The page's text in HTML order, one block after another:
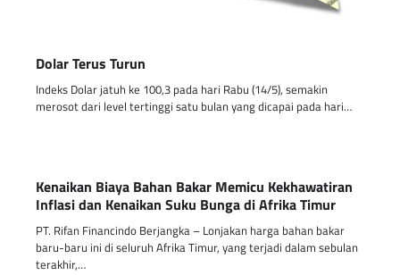
Dolar Terus Turun
Indeks Dolar jatuh ke 100,3 pada hari Rabu (14/5), semakin
merosot dari level tertinggi satu bulan yang dicapai pada hari…
Kenaikan Biaya Bahan Bakar Memicu Kekhawatiran
Inflasi dan Kenaikan Suku Bunga di Afrika Timur
PT. Rifan Financindo Berjangka – Lonjakan harga bahan bakar
baru-baru ini di seluruh Afrika Timur, yang terjadi dalam sebulan
terakhir,…